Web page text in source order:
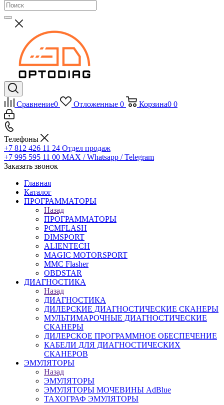
Сравнение0 Отложенные 0 Корзина0 0
Телефоны
+7 812 426 11 24 Отдел продаж
+7 995 595 11 00 MAX / Whatsapp / Telegram
Заказать звонок
Главная
Каталог
ПРОГРАММАТОРЫ
Назад
ПРОГРАММАТОРЫ
PCMFLASH
DIMSPORT
ALIENTECH
MAGIC MOTORSPORT
MMC Flasher
OBDSTAR
ДИАГНОСТИКА
Назад
ДИАГНОСТИКА
ДИЛЕРСКИЕ ДИАГНОСТИЧЕСКИЕ СКАНЕРЫ
МУЛЬТИМАРОЧНЫЕ ДИАГНОСТИЧЕСКИЕ
СКАНЕРЫ
ДИЛЕРСКОЕ ПРОГРАММНОЕ ОБЕСПЕЧЕНИЕ
КАБЕЛИ ДЛЯ ДИАГНОСТИЧЕСКИХ
СКАНЕРОВ
ЭМУЛЯТОРЫ
Назад
ЭМУЛЯТОРЫ
ЭМУЛЯТОРЫ МОЧЕВИНЫ АdBlue
ТАХОГРАФ ЭМУЛЯТОРЫ